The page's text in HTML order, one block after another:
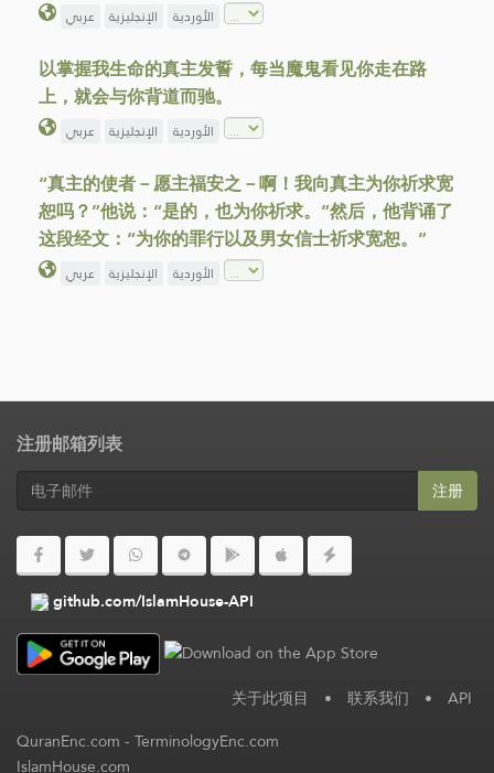
عربي الإنجليزية الأوردية
以掌握我生命的真主发誓，每当魔鬼看见你走在路
上，就会与你背道而驰。
عربي الإنجليزية الأوردية
“真主的使者－愿主福安之－啊！我向真主为你祈求宽
恕吗？”他说：“是的，也为你祈求。”然后，他背诵了
这段经文：“为你的罪行以及男女信士祈求宽恕。”
عربي الإنجليزية الأوردية
注册邮箱列表
注册
github.com/IslamHouse-API
关于此项目 • 联系我们 • API
QuranEnc.com-TerminologyEnc.com
IslamHouse.com